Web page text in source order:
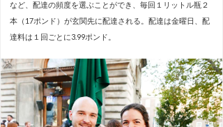
など、配達の頻度を選ぶことができ、毎回１リットル瓶２
本（17ポンド）が玄関先に配達される。配達は金曜日、配
達料は１回ごとに3.99ポンド。